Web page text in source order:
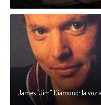
James "Jim" Diamond: la voz